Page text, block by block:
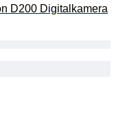
D200 Digitalkamera